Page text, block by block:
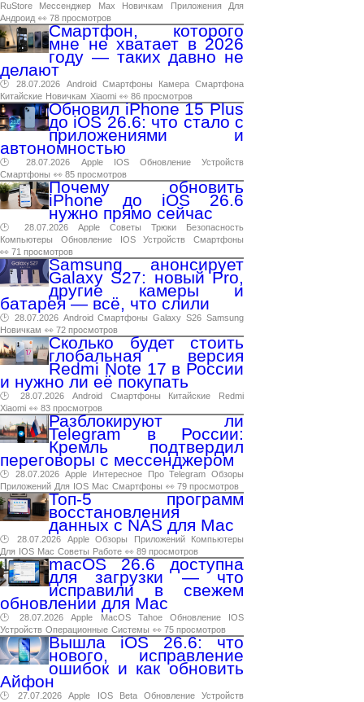
RuStore
Мессенджер Max Новичкам Приложения
Для
Андроид 👀 78 просмотров
Смартфон, которого
мне не хватает в 2026
году — таких давно не
делают
🕑 28.07.2026 Android Смартфоны Камера Смартфона
Китайские Новичкам Xiaomi 👀 86 просмотров
Обновил iPhone 15 Plus
до iOS 26.6: что стало с
приложениями и
автономностью
🕑 28.07.2026 Apple IOS Обновление
Устройств
Смартфоны 👀 85 просмотров
Почему обновить
iPhone до iOS 26.6
нужно прямо сейчас
🕑 28.07.2026 Apple Советы Трюки
Безопасность
Компьютеры
Обновление IOS Устройств
Смартфоны
👀 71 просмотров
Samsung анонсирует
Galaxy S27: новый Pro,
другие камеры и
батарея — всё, что слили
🕑 28.07.2026 Android Смартфоны Galaxy S26 Samsung
Новичкам 👀 72 просмотров
Сколько будет стоить
глобальная версия
Redmi Note 17 в России
и нужно ли её покупать
🕑 28.07.2026 Android Смартфоны Китайские
Redmi
Xiaomi 👀 83 просмотров
Разблокируют ли
Telegram в России:
Кремль подтвердил
переговоры с мессенджером
🕑 28.07.2026 Apple Интересное Про Telegram Обзоры
Приложений Для IOS Mac Смартфоны 👀 79 просмотров
Топ-5 программ
восстановления
данных с NAS для Mac
🕑 28.07.2026 Apple Обзоры Приложений
Компьютеры
Для IOS Mac Советы Работе 👀 89 просмотров
macOS 26.6 доступна
для загрузки — что
исправили в свежем
обновлении для Mac
🕑 28.07.2026 Apple MacOS Tahoe Обновление
IOS
Устройств Операционные Системы 👀 75 просмотров
Вышла iOS 26.6: что
нового, исправление
ошибок и как обновить
Айфон
🕑 27.07.2026 Apple IOS Beta Обновление
Устройств